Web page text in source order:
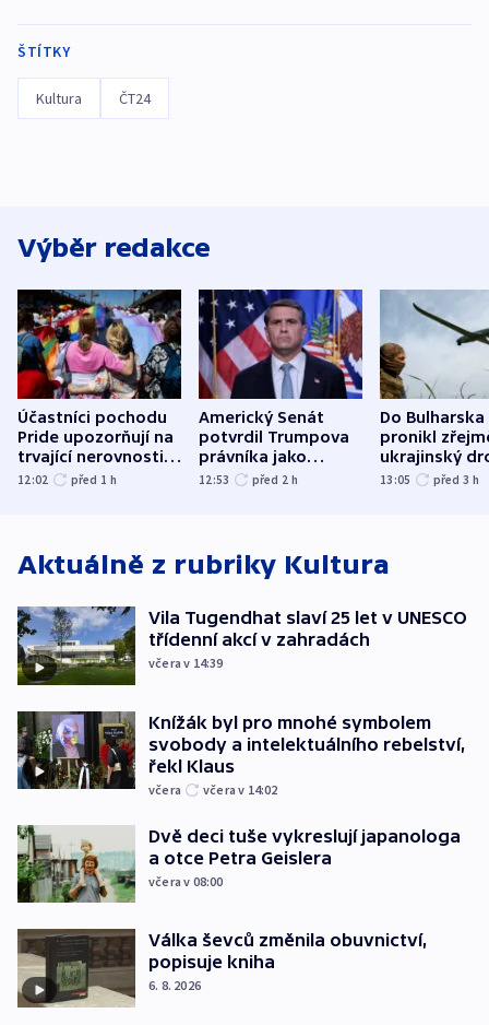
ŠTÍTKY
Kultura ČT24
Výběr redakce
Účastníci pochodu
Pride upozorňují na
trvající nerovnosti i
společenskou
12:02 před 1 h
Americký Senát
potvrdil Trumpova
právníka jako
ministra
12:53 před 2 h
Do Bulharska
pronikl
ukrajinský
explodoval
13:05 před 3 h
Aktuálně z rubriky Kultura
Vila Tugendhat slaví 25 let v UNESCO
třídenní akcí v zahradách
včera v 14:39
Knížák byl pro mnohé symbolem
svobody a intelektuálního rebelství,
řekl Klaus
včera včera v 14:02
Dvě deci tuše vykreslují japanologa
a otce Petra Geislera
včera v 08:00
Válka ševců změnila obuvnictví,
popisuje kniha
6. 8. 2026